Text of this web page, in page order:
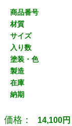
商品番号
材質
サイズ
入り数
塗装・色
製造
在庫
納期
価格： 14,100円